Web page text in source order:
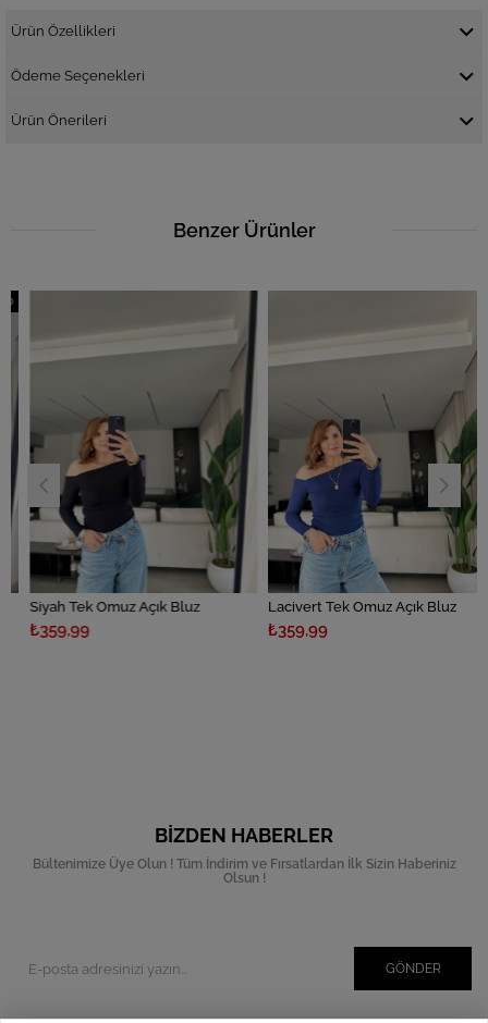
Ürün Özellikleri
Ödeme Seçenekleri
Ürün Önerileri
Benzer Ürünler
Siyah Tek Omuz Açık Bluz
₺359,99
Lacivert Tek Omuz Açık Bluz
₺359,99
BIZDEN HABERLER
Bültenimize Üye Olun ! Tüm İndirim ve Fırsatlardan İlk Sizin Haberiniz
Olsun !
GÖNDER